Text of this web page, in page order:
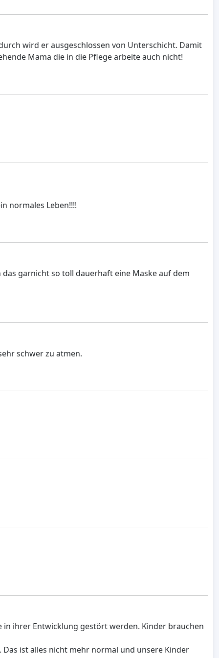
wird er ausgeschlossen von Unterschicht. Damit
Mama die in die Pflege arbeite auch nicht!
normales Leben!!!!
garnicht so toll dauerhaft eine Maske auf dem
schwer zu atmen.
ihrer Entwicklung gestört werden. Kinder brauchen
ist alles nicht mehr normal und unsere Kinder